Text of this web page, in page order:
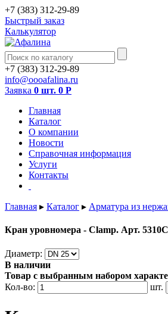
+7 (383) 312-29-89
Быстрый заказ
Калькулятор
+7 (383) 312-29-89
info@oooafalina.ru
Заявка 0 шт. 0 Р
Главная
Каталог
О компании
Новости
Справочная информация
Услуги
Контакты
Главная ▸ Каталог ▸ Арматура из
Кран уровномера - Clamp. Арт. 5310C
Диаметр:
В наличии
Товар с выбранным набором
Кол-во:
шт.